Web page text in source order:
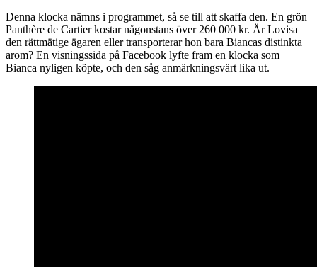
Denna klocka nämns i programmet, så se till att skaffa den. En grön
Panthère de Cartier kostar någonstans över 260 000 kr. Är Lovisa
den rättmätige ägaren eller transporterar hon bara Biancas distinkta
arom? En visningssida på Facebook lyfte fram en klocka som
Bianca nyligen köpte, och den såg anmärkningsvärt lika ut.